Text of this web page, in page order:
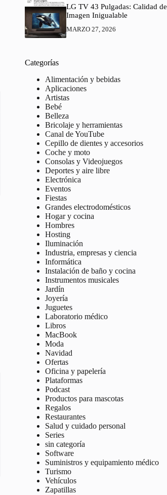
LG TV 43 Pulgadas: Calidad de
Imagen Inigualable
MARZO 27, 2026
Categorías
Alimentación y bebidas
Aplicaciones
Artistas
Bebé
Belleza
Bricolaje y herramientas
Canal de YouTube
Cepillo de dientes y accesorios
Coche y moto
Consolas y Videojuegos
Deportes y aire libre
Electrónica
Eventos
Fiestas
Grandes electrodomésticos
Hogar y cocina
Hombres
Hosting
Iluminación
Industria, empresas y ciencia
Informática
Instalación de baño y cocina
Instrumentos musicales
Jardín
Joyería
Juguetes
Laboratorio médico
Libros
MacBook
Moda
Navidad
Ofertas
Oficina y papelería
Plataformas
Podcast
Productos para mascotas
Regalos
Restaurantes
Salud y cuidado personal
Series
sin categoría
Software
Suministros y equipamiento médico
Turismo
Vehículos
Zapatillas